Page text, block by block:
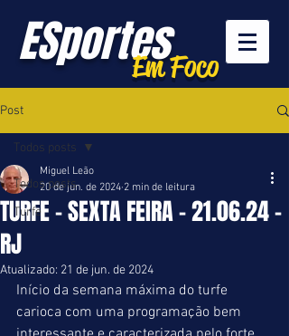
ESportesEm Foco
Post
Todos posts
Turfe
Todos posts
TURFE - SEXTA FEIRA - 21.06.24 -
RJ
Miguel Leão
20 de jun. de 2024 2 min de leitura
Atualizado: 21 de jun. de 2024
Início da semana máxima do turfe
carioca com uma programação bem